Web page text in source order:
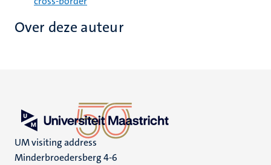
Over deze auteur
UM visiting address
Minderbroedersberg 4-6